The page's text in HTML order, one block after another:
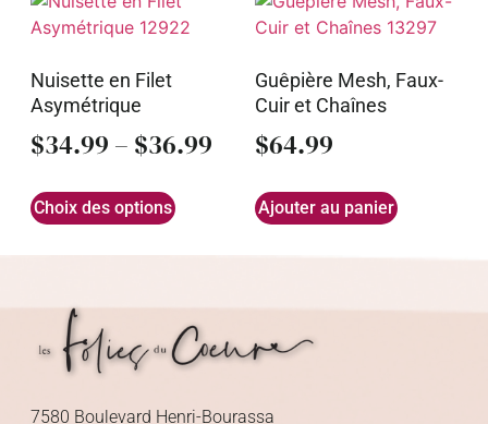
Nuisette en Filet
Asymétrique
$34.99 – $36.99
Choix des options
Guêpière Mesh, Faux-
Cuir et Chaînes
$64.99
Ajouter au panier
7580 Boulevard Henri-Bourassa